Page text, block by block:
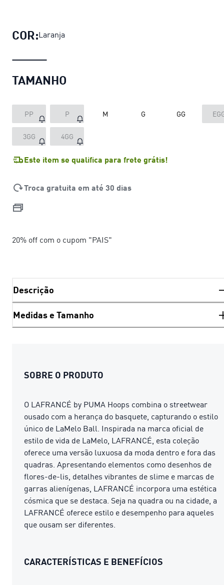
COR:Laranja
TAMANHO
PP P M G GG
3GG 4GG
Este item se qualifica para frete grátis!
Troca gratuita em até 30 dias
20% off com o cupom "PAIS"
Descrição
Medidas e Tamanho
SOBRE O PRODUTO
O LAFRANCÉ by PUMA Hoops combina o streetwear
ousado com a herança do basquete, capturando o estilo
único de LaMelo Ball. Inspirada na marca oficial de
estilo de vida de LaMelo, LAFRANCÉ, esta coleção
oferece uma versão luxuosa da moda dentro e fora das
quadras. Apresentando elementos como desenhos de
flores-de-lis, detalhes vibrantes de slime e marcas de
garras alienígenas, LAFRANCÉ incorpora uma estética
cósmica que se destaca. Seja na quadra ou na cidade, a
LAFRANCÉ oferece estilo e desempenho para aqueles
que ousam ser diferentes.
CARACTERÍSTICAS E BENEFÍCIOS